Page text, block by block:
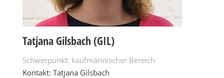
Tatjana Gilsbach (GIL)
Schwerpunkt: kaufmännischer Bereich
Kontakt: Tatjana Gilsbach